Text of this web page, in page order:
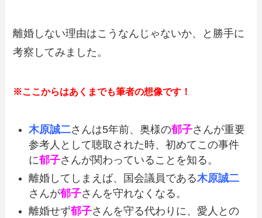
離婚しない理由はこうなんじゃないか、と勝手に
考察してみました。
※ここからはあくまでも筆者の想像です！
木原誠二さんは5年前、奥様の郁子さんが重要
参考人として聴取された時、初めてこの事件
に郁子さんが関わっていることを知る。
離婚してしまえば、国会議員である木原誠二
さんが郁子さんを守れなくなる。
離婚せず郁子さんを守る代わりに、愛人との